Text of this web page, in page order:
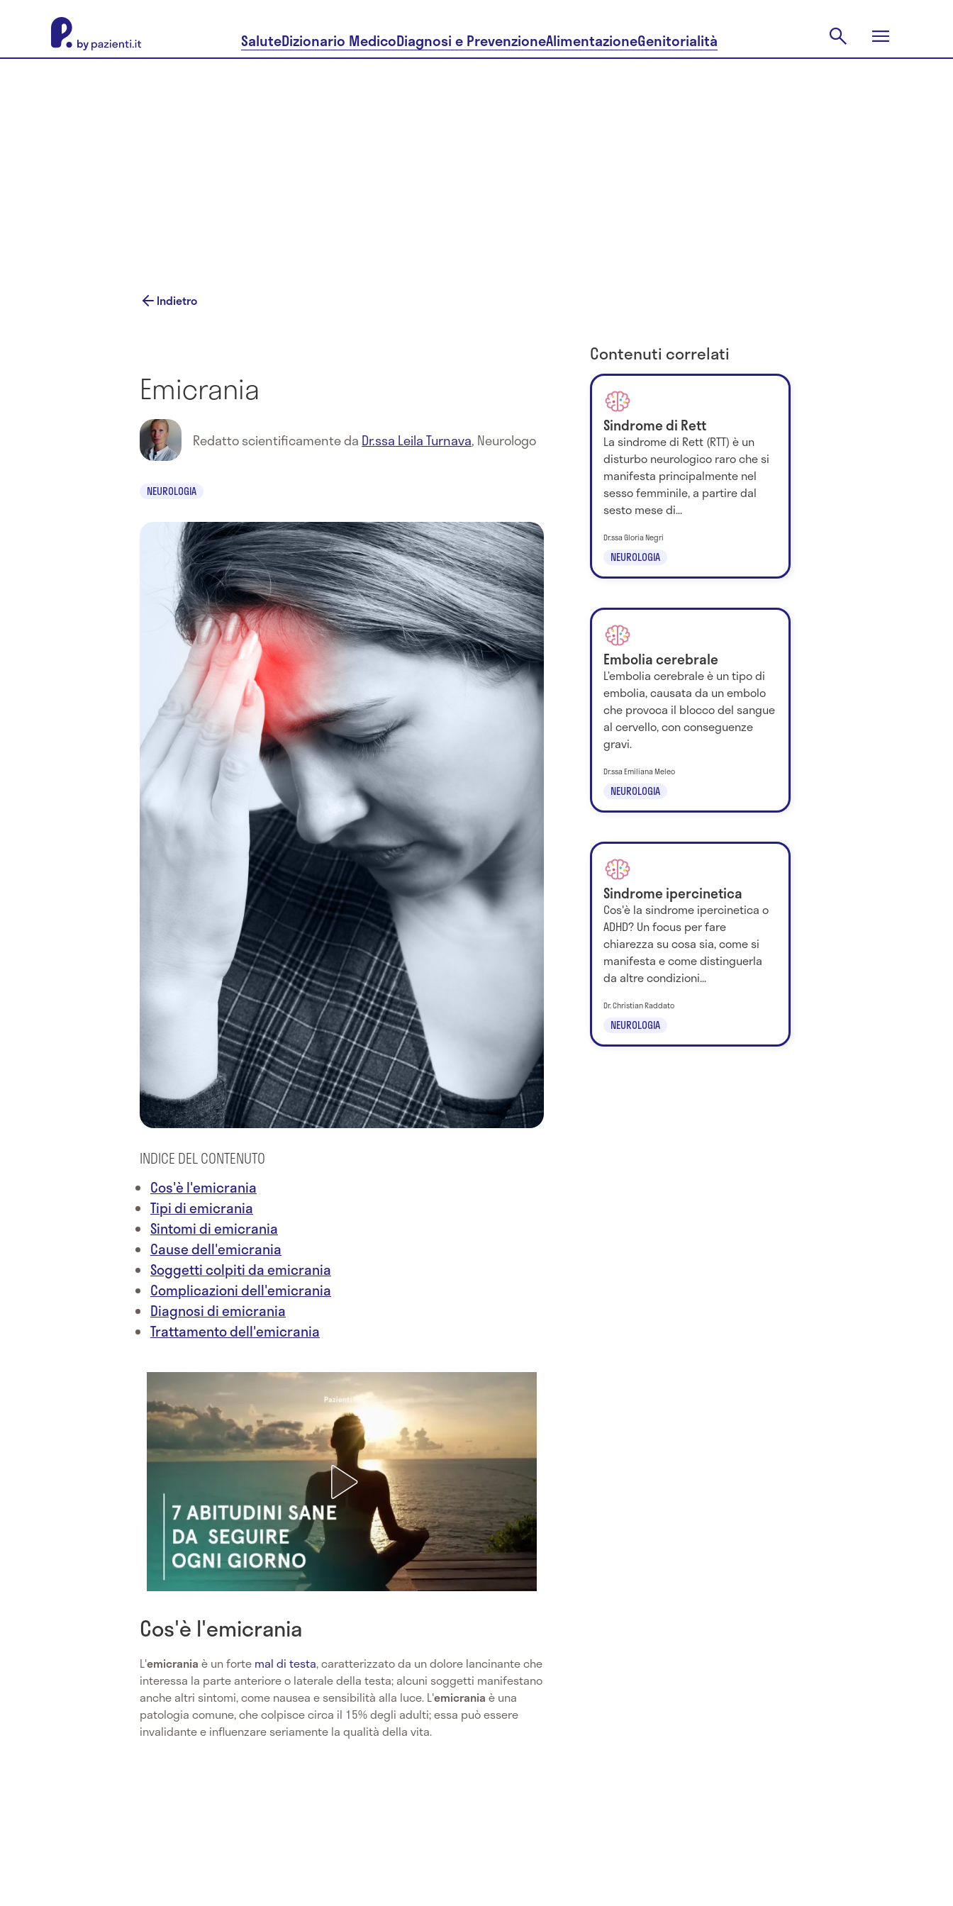
SaluteDizionario MedicoDiagnosi e PrevenzioneAlimentazioneGenitorialità
Indietro
Emicrania
Redatto scientificamente da Dr.ssa Leila Turnava, Neurologo
NEUROLOGIA
INDICE DEL CONTENUTO
Cos'è l'emicrania
Tipi di emicrania
Sintomi di emicrania
Cause dell'emicrania
Soggetti colpiti da emicrania
Complicazioni dell'emicrania
Diagnosi di emicrania
Trattamento dell'emicrania
Cos'è l'emicrania
L'emicrania è un forte mal di testa, caratterizzato da un dolore lancinante che
interessa la parte anteriore o laterale della testa; alcuni soggetti manifestano
anche altri sintomi, come nausea e sensibilità alla luce. L'emicrania è una
patologia comune, che colpisce circa il 15% degli adulti; essa può essere
invalidante e influenzare seriamente la qualità della vita.
Contenuti correlati
Sindrome di Rett
La sindrome di Rett (RTT) è un
disturbo neurologico raro che si
manifesta principalmente nel
sesso femminile, a partire dal
sesto mese di...
NEUROLOGIA
Dr.ssa Gloria Negri
Embolia cerebrale
L’embolia cerebrale è un tipo di
embolia, causata da un embolo
che provoca il blocco del sangue
al cervello, con conseguenze
gravi.
NEUROLOGIA
Dr.ssa Emiliana Meleo
Sindrome ipercinetica
Cos'è la sindrome ipercinetica o
ADHD? Un focus per fare
chiarezza su cosa sia, come si
manifesta e come distinguerla
da altre condizioni...
NEUROLOGIA
Dr. Christian Raddato